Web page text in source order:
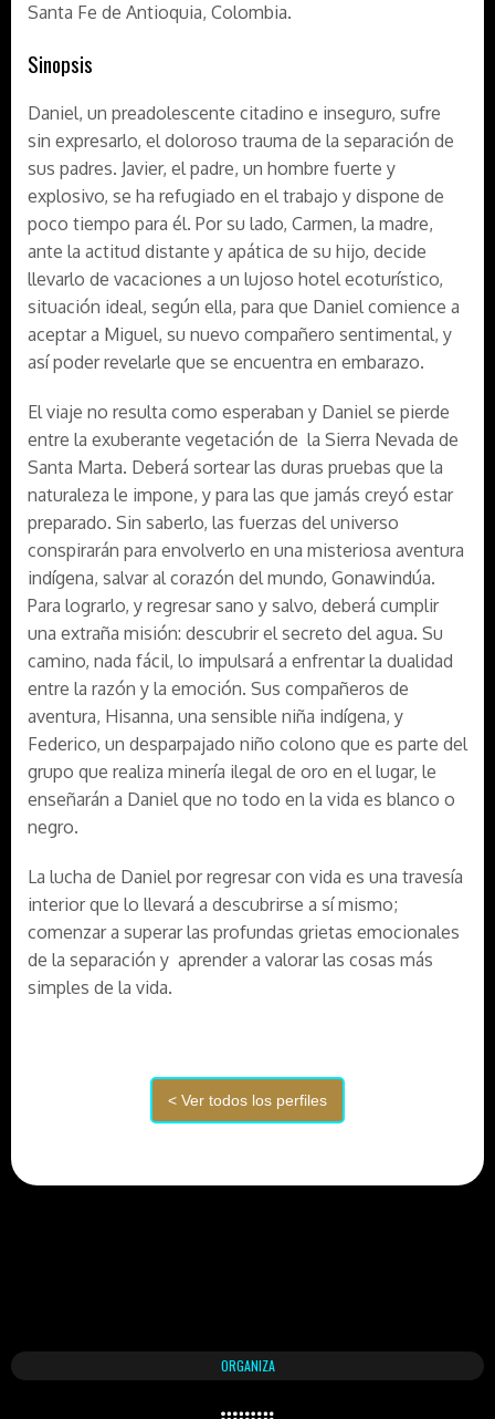
Santa Fe de Antioquia, Colombia.
Sinopsis
Daniel, un preadolescente citadino e inseguro, sufre
sin expresarlo, el doloroso trauma de la separación de
sus padres. Javier, el padre, un hombre fuerte y
explosivo, se ha refugiado en el trabajo y dispone de
poco tiempo para él. Por su lado, Carmen, la madre,
ante la actitud distante y apática de su hijo, decide
llevarlo de vacaciones a un lujoso hotel ecoturístico,
situación ideal, según ella, para que Daniel comience a
aceptar a Miguel, su nuevo compañero sentimental, y
así poder revelarle que se encuentra en embarazo.
El viaje no resulta como esperaban y Daniel se pierde
entre la exuberante vegetación de la Sierra Nevada de
Santa Marta. Deberá sortear las duras pruebas que la
naturaleza le impone, y para las que jamás creyó estar
preparado. Sin saberlo, las fuerzas del universo
conspirarán para envolverlo en una misteriosa aventura
indígena, salvar al corazón del mundo, Gonawindúa.
Para lograrlo, y regresar sano y salvo, deberá cumplir
una extraña misión: descubrir el secreto del agua. Su
camino, nada fácil, lo impulsará a enfrentar la dualidad
entre la razón y la emoción. Sus compañeros de
aventura, Hisanna, una sensible niña indígena, y
Federico, un desparpajado niño colono que es parte del
grupo que realiza minería ilegal de oro en el lugar, le
enseñarán a Daniel que no todo en la vida es blanco o
negro.
La lucha de Daniel por regresar con vida es una travesía
interior que lo llevará a descubrirse a sí mismo;
comenzar a superar las profundas grietas emocionales
de la separación y aprender a valorar las cosas más
simples de la vida.
ORGANIZA